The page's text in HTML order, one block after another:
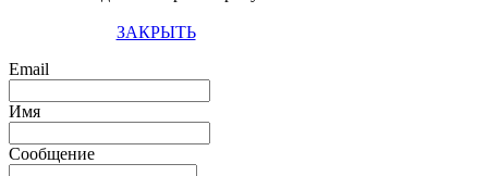
ЗАКРЫТЬ
Email
Имя
Сообщение